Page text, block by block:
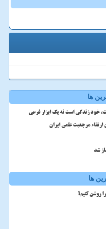
ها
خود زندگی است نه یک ابزار فرعی
مرجعیت علمی ایران
ها
روشن کنیم؟